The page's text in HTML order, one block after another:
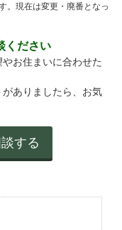
。現在は変更・廃番となっ
ください
お住まいに合わせた
ありましたら、お気